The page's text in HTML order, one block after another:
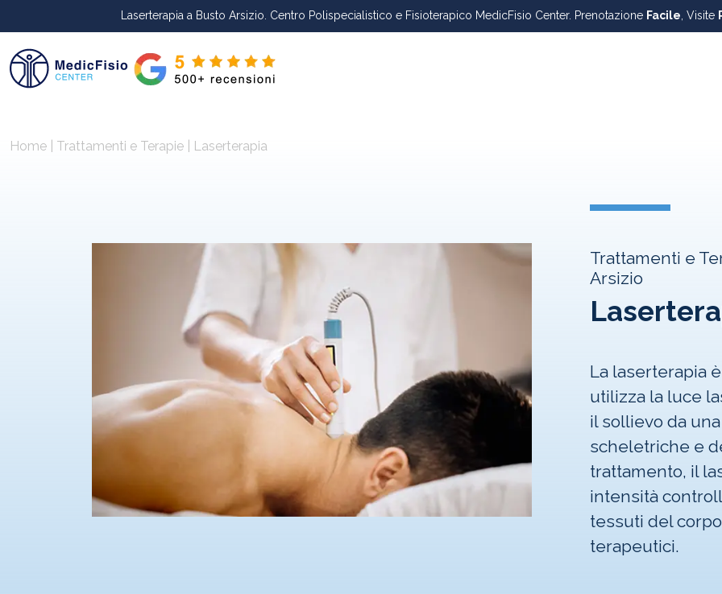
Laserterapia a Busto Arsizio. Centro Polispecialistico e Fisioterapico MedicFisio Center. Prenotazione Facile , Visite
Home Trattamenti e Terapie Laserterapia
Trattamenti e
Arsizio
La laserterapia
utilizza la luce
il sollievo da
scheletriche e
trattamento, il
intensità
tessuti del
terapeutici.